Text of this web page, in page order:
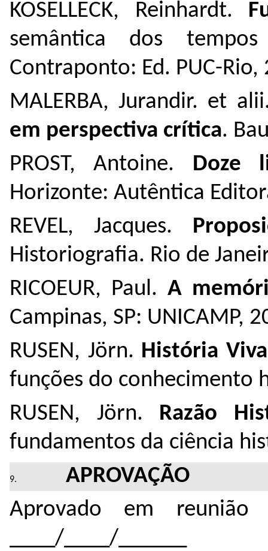
KOSELLECK, Reinhardt.
semântica dos
Contraponto: Ed. PUC-Rio,
MALERBA, Jurandir. et
em perspectiva crítica.
PROST, Antoine. Doze
Horizonte: Autêntica
REVEL, Jacques.
Historiografia. Rio de
RICOEUR, Paul. A
Campinas, SP: UNICAMP,
RUSEN, Jörn. História Viva
funções do conhecimento
RUSEN, Jörn. Razão
fundamentos da ciência
APROVAÇÃO
Aprovado em reunião
____/____/______